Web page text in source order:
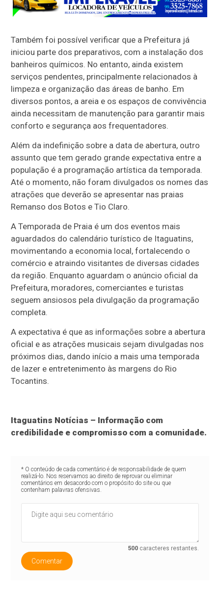
Também foi possível verificar que a Prefeitura já
iniciou parte dos preparativos, com a instalação dos
banheiros químicos. No entanto, ainda existem
serviços pendentes, principalmente relacionados à
limpeza e organização das áreas de banho. Em
diversos pontos, a areia e os espaços de convivência
ainda necessitam de manutenção para garantir mais
conforto e segurança aos frequentadores.
Além da indefinição sobre a data de abertura, outro
assunto que tem gerado grande expectativa entre a
população é a programação artística da temporada.
Até o momento, não foram divulgados os nomes das
atrações que deverão se apresentar nas praias
Remanso dos Botos e Tio Claro.
A Temporada de Praia é um dos eventos mais
aguardados do calendário turístico de Itaguatins,
movimentando a economia local, fortalecendo o
comércio e atraindo visitantes de diversas cidades
da região. Enquanto aguardam o anúncio oficial da
Prefeitura, moradores, comerciantes e turistas
seguem ansiosos pela divulgação da programação
completa.
A expectativa é que as informações sobre a abertura
oficial e as atrações musicais sejam divulgadas nos
próximos dias, dando início a mais uma temporada
de lazer e entretenimento às margens do Rio
Tocantins.
Itaguatins Notícias – Informação com
credibilidade e compromisso com a comunidade.
* O conteúdo de cada comentário é de responsabilidade de quem
realizá-lo. Nos reservamos ao direito de reprovar ou eliminar
comentários em desacordo com o propósito do site ou que
contenham palavras ofensivas.
500 caracteres restantes.
Comentar